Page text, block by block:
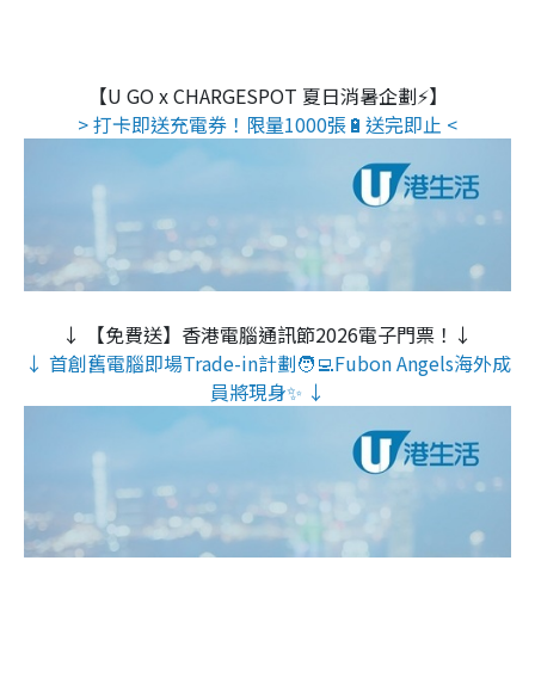
【U GO x CHARGESPOT 夏日消暑企劃⚡】
> 打卡即送充電券！限量1000張🔋送完即止 <
↓ 【免費送】香港電腦通訊節2026電子門票！↓
↓ 首創舊電腦即場Trade-in計劃🧑‍💻Fubon Angels海外成
員將現身✨ ↓